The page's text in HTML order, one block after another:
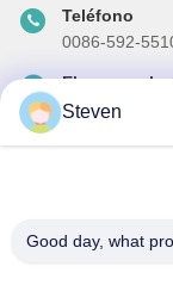
Teléfono
0086-592-
El correo
Suscríbete a
Steven
Good day, what